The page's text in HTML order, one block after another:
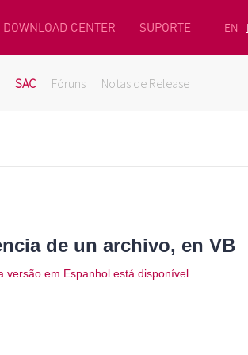
DOWNLOAD CENTER SUPORTE EN
SAC Fóruns Notas de Release